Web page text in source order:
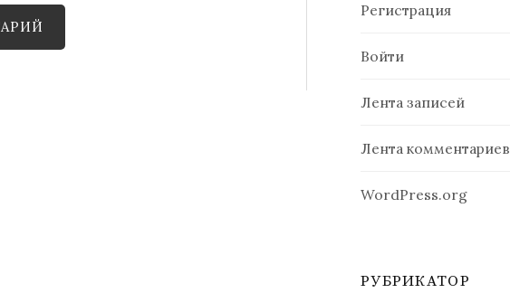
Регистрация
Войти
Лента записей
Лента комментариев
WordPress.org
РУБРИКАТОР